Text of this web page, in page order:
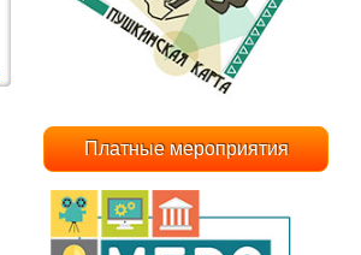
Платные мероприятия